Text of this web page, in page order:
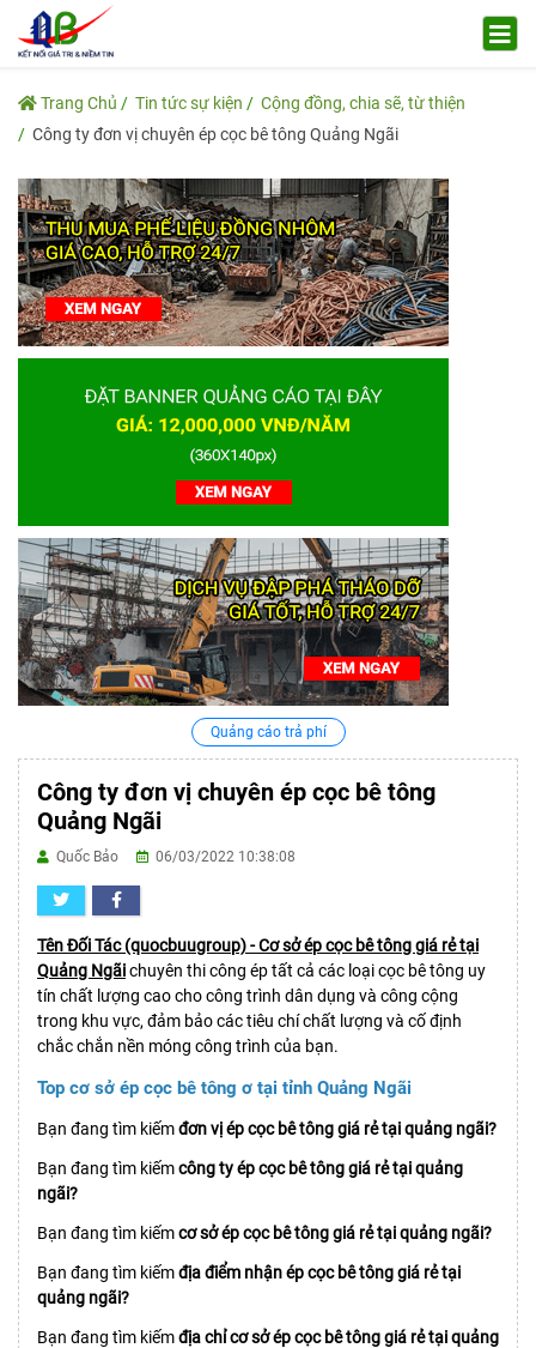
Trang Chủ Tin tức sự kiện
Cộng đồng, chia sẽ, từ thiện
Công ty đơn vị chuyên ép cọc bê tông Quảng Ngãi
Quảng cáo trả phí
Công ty đơn vị chuyên ép cọc bê tông
Quảng Ngãi
Quốc Bảo 06/03/2022 10:38:08
Tên Đối Tác (quocbuugroup) - Cơ sở ép cọc bê tông giá rẻ tại
Quảng Ngãichuyên thi công ép tất cả các loại cọc bê tông uy
tín chất lượng cao cho công trình dân dụng và công cộng
trong khu vực, đảm bảo các tiêu chí chất lượng và cố định
chắc chắn nền móng công trình của bạn.
Top cơ sở ép cọc bê tông ơ tại tỉnh Quảng Ngãi
Bạn đang tìm kiếmđơn vị ép cọc bê tông giá rẻ tại quảng ngãi?
Bạn đang tìm kiếmcông ty ép cọc bê tông giá rẻ tại quảng
ngãi?
Bạn đang tìm kiếmcơ sở ép cọc bê tông giá rẻ tại quảng ngãi?
Bạn đang tìm kiếmđịa điểm nhận ép cọc bê tông giá rẻ tại
quảng ngãi?
Bạn đang tìm kiếmđịa chỉ cơ sở ép cọc bê tông giá rẻ tại quảng